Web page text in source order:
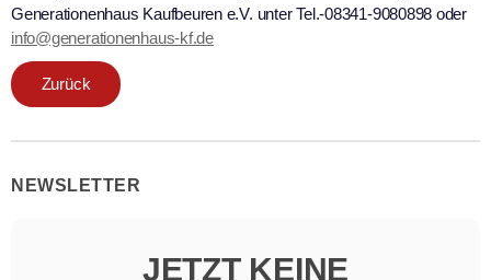
Generationenhaus Kaufbeuren e.V. unter Tel.-08341-9080898 oder
info@generationenhaus-kf.de
Zurück
NEWSLETTER
JETZT KEINE